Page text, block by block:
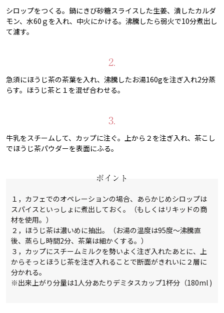
シロップをつくる。鍋にきび砂糖スライスした生姜、潰したカルダ
モン、水60ｇを入れ、中火にかける。沸騰したら弱火で10分煮出し
て濾す。
2.
急須にほうじ茶の茶葉を入れ、沸騰したお湯160gを注ぎ入れ2分蒸
らす。ほうじ茶と１を混ぜ合わせる。
3.
牛乳をスチームして、カップに注ぐ。上から２を注ぎ入れ、茶こし
でほうじ茶パウダーを表面にふる。
ポイント
１，カフェでのオペレーションの場合、あらかじめシロップは
スパイスといっしょに煮出しておく。（もしくはリキッドの商
材を使用。）
２，ほうじ茶は濃いめに抽出。（お湯の温度は95度〜沸騰直
後、蒸らし時間2分、茶葉は細かくする。）
３，カップにスチームミルクを勢いよく注ぎ入れたあとに、上
からそっとほうじ茶を注ぎ入れることで断面がきれいに２層に
分かれる。
※出来上がり分量は1人分あたりデミタスカップ1杯分（180ml )